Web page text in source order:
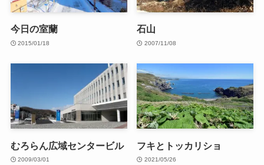
今日の室蘭
2015/01/18
石山
2007/11/08
むろらん広域センタービル
2009/03/01
フキとトッカリショ
2021/05/26